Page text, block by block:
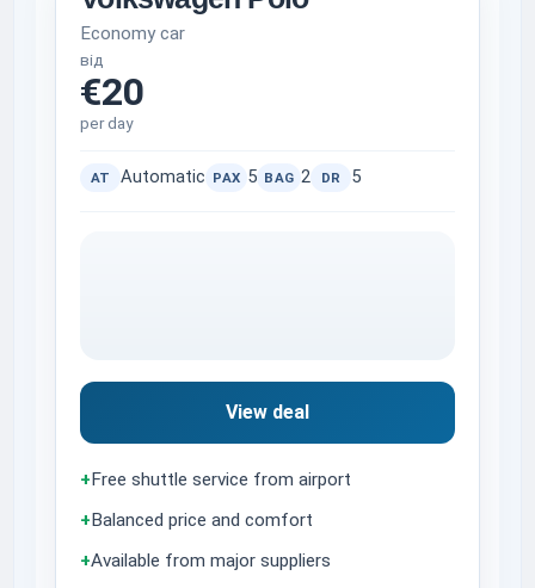
Economy car
від
€20
per day
AT Automatic PAX 5 BAG 2 DR 5
View deal
+Free shuttle service from airport
+Balanced price and comfort
+Available from major suppliers